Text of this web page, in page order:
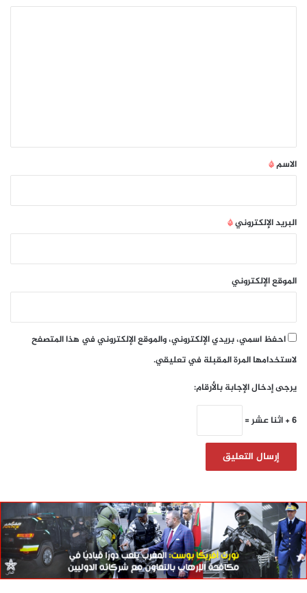
*
الاسم*
البريد الإلكتروني*
الموقع الإلكتروني
احفظ اسمي، بريدي الإلكتروني، والموقع الإلكتروني في هذا المتصفح
لاستخدامها المرة المقبلة في تعليقي.
يرجى إدخال الإجابة بالأرقام:
6 + اثنا عشر =